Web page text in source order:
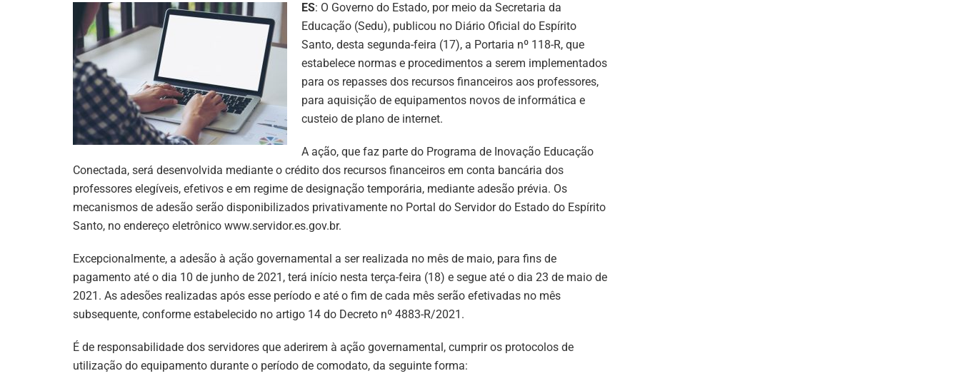
ES: O Governo do Estado, por meio da Secretaria da
Educação (Sedu), publicou no Diário Oficial do Espírito
Santo, desta segunda-feira (17), a Portaria nº 118-R, que
estabelece normas e procedimentos a serem implementados
para os repasses dos recursos financeiros aos professores,
para aquisição de equipamentos novos de informática e
custeio de plano de internet.
A ação, que faz parte do Programa de Inovação Educação
Conectada, será desenvolvida mediante o crédito dos recursos financeiros em conta bancária dos
professores elegíveis, efetivos e em regime de designação temporária, mediante adesão prévia. Os
mecanismos de adesão serão disponibilizados privativamente no Portal do Servidor do Estado do Espírito
Santo, no endereço eletrônico www.servidor.es.gov.br.
Excepcionalmente, a adesão à ação governamental a ser realizada no mês de maio, para fins de
pagamento até o dia 10 de junho de 2021, terá início nesta terça-feira (18) e segue até o dia 23 de maio de
2021. As adesões realizadas após esse período e até o fim de cada mês serão efetivadas no mês
subsequente, conforme estabelecido no artigo 14 do Decreto nº 4883-R/2021.
É de responsabilidade dos servidores que aderirem à ação governamental, cumprir os protocolos de
utilização do equipamento durante o período de comodato, da seguinte forma: